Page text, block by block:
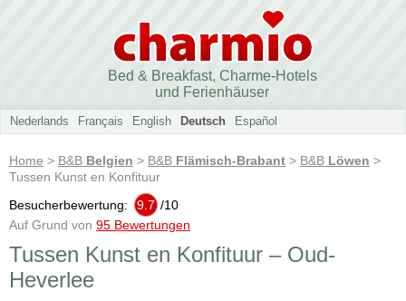
Bed & Breakfast, Charme-Hotels
und Ferienhäuser
Nederlands Français English Deutsch Español
Home > B&B Belgien > B&B Flämisch-Brabant > B&B Löwen >
Tussen Kunst en Konfituur
Besucherbewertung:
9.7 /10
Auf Grund von 95 Bewertungen
Tussen Kunst en Konfituur – Oud-
Heverlee